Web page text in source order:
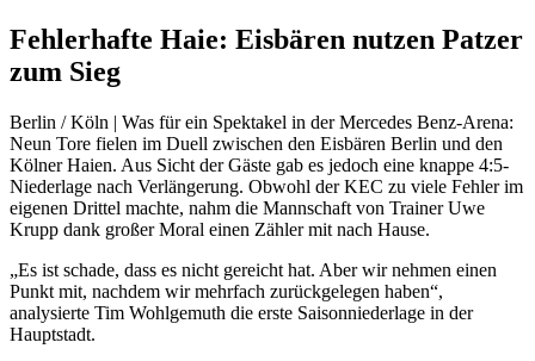
Fehlerhafte Haie: Eisbären nutzen Patzer
zum Sieg
Berlin / Köln | Was für ein Spektakel in der Mercedes Benz-Arena:
Neun Tore fielen im Duell zwischen den Eisbären Berlin und den
Kölner Haien. Aus Sicht der Gäste gab es jedoch eine knappe 4:5-
Niederlage nach Verlängerung. Obwohl der KEC zu viele Fehler im
eigenen Drittel machte, nahm die Mannschaft von Trainer Uwe
Krupp dank großer Moral einen Zähler mit nach Hause.
„Es ist schade, dass es nicht gereicht hat. Aber wir nehmen einen
Punkt mit, nachdem wir mehrfach zurückgelegen haben“,
analysierte Tim Wohlgemuth die erste Saisonniederlage in der
Hauptstadt.